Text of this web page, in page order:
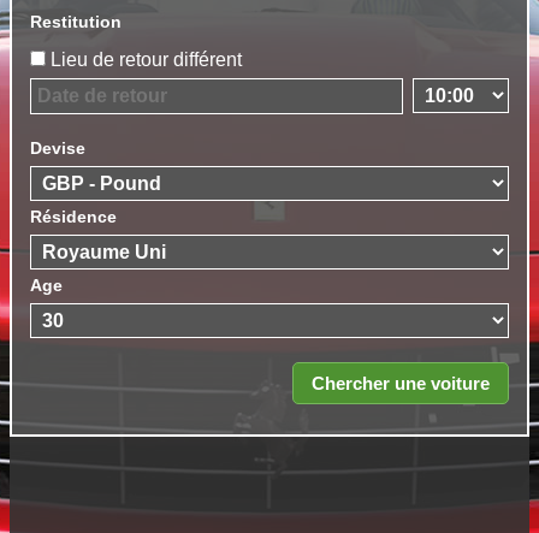
Restitution
Lieu de retour différent
Devise
Résidence
Age